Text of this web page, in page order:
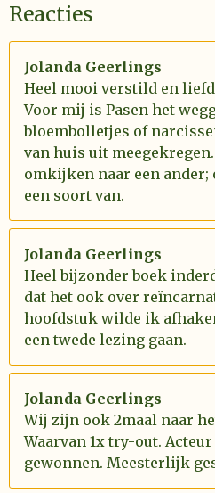
Reacties
Jolanda Geerlings
Heel mooi verstild en
Voor mij is Pasen het
bloembolletjes of
van huis uit
omkijken naar een ander;
een soort van.
Jolanda Geerlings
Heel bijzonder boek
dat het ook over
hoofdstuk wilde ik
een twede lezing gaan.
Jolanda Geerlings
Wij zijn ook 2maal naar
Waarvan 1x try-out.
gewonnen. Meesterlijk